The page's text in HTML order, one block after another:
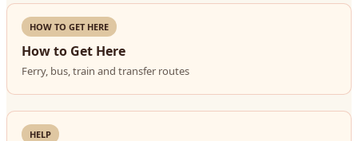
HOW TO GET HERE
How to Get Here
Ferry, bus, train and transfer routes
HELP